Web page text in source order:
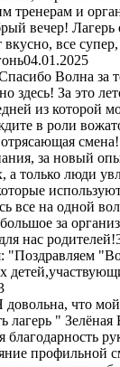
тренерам и
вечер! Лагерь
все
04.01.2025
Волна за
здесь! За это
из которой
в роли
смена!
за новый
а только люди
все на одной
за
нас родителей!
"Поздравляем
что
лагерь "
профильной